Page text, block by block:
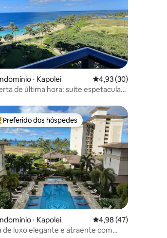
média de 5, 35 avaliações
⋅ Kapolei 4,93 de uma
4,93 (30)
de última hora: suíte espetacular
os melhores preferidos dos hóspedes
Preferido dos hóspedes
⋅ Kapolei 4,98 de uma
4,98 (47)
de luxo elegante e atraente com